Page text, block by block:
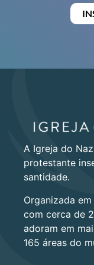
A Igreja do
protestante
santidade.
Organizada
com cerca de
adoram em
165 áreas do